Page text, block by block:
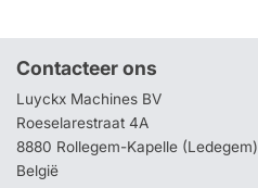
Contacteer ons
Luyckx Machines BV
Roeselarestraat 4A
8880 Rollegem-Kapelle (Ledegem)
België